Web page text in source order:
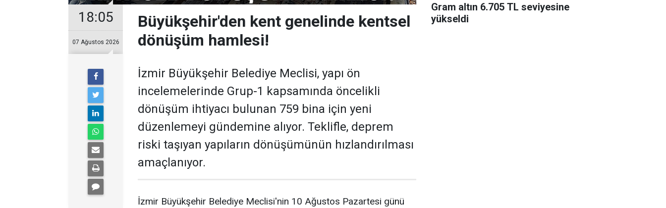
18:05
07 Ağustos 2026
Büyükşehir'den kent genelinde kentsel
dönüşüm hamlesi!
İzmir Büyükşehir Belediye Meclisi, yapı ön
incelemelerinde Grup-1 kapsamında öncelikli
dönüşüm ihtiyacı bulunan 759 bina için yeni
düzenlemeyi gündemine alıyor. Teklifle, deprem
riski taşıyan yapıların dönüşümünün hızlandırılması
amaçlanıyor.
İzmir Büyükşehir Belediye Meclisi'nin 10 Ağustos Pazartesi günü
Gram altın 6.705 TL seviyesine
yükseldi